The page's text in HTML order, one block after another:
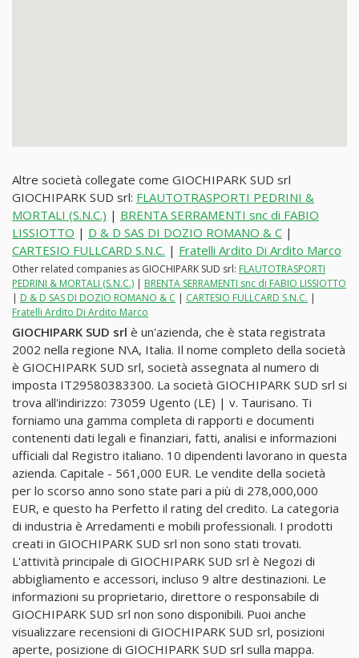
Altre società collegate come GIOCHIPARK SUD srl
GIOCHIPARK SUD srl: FLAUTOTRASPORTI PEDRINI &
MORTALI (S.N.C.) | BRENTA SERRAMENTI snc di FABIO
LISSIOTTO | D & D SAS DI DOZIO ROMANO & C |
CARTESIO FULLCARD S.N.C. | Fratelli Ardito Di Ardito Marco
Other related companies as GIOCHIPARK SUD srl: FLAUTOTRASPORTI
PEDRINI & MORTALI (S.N.C.) | BRENTA SERRAMENTI snc di FABIO LISSIOTTO
| D & D SAS DI DOZIO ROMANO & C | CARTESIO FULLCARD S.N.C. |
Fratelli Ardito Di Ardito Marco
GIOCHIPARK SUD srl è un'azienda, che è stata registrata
2002 nella regione N\A, Italia. Il nome completo della società
è GIOCHIPARK SUD srl, società assegnata al numero di
imposta IT29580383300. La società GIOCHIPARK SUD srl si
trova all'indirizzo: 73059 Ugento (LE) | v. Taurisano. Ti
forniamo una gamma completa di rapporti e documenti
contenenti dati legali e finanziari, fatti, analisi e informazioni
ufficiali dal Registro italiano. 10 dipendenti lavorano in questa
azienda. Capitale - 561,000 EUR. Le vendite della società
per lo scorso anno sono state pari a più di 278,000,000
EUR, e questo ha Perfetto il rating del credito. La categoria
di industria è Arredamenti e mobili professionali. I prodotti
creati in GIOCHIPARK SUD srl non sono stati trovati.
L'attività principale di GIOCHIPARK SUD srl è Negozi di
abbigliamento e accessori, incluso 9 altre destinazioni. Le
informazioni su proprietario, direttore o responsabile di
GIOCHIPARK SUD srl non sono disponibili. Puoi anche
visualizzare recensioni di GIOCHIPARK SUD srl, posizioni
aperte, posizione di GIOCHIPARK SUD srl sulla mappa.